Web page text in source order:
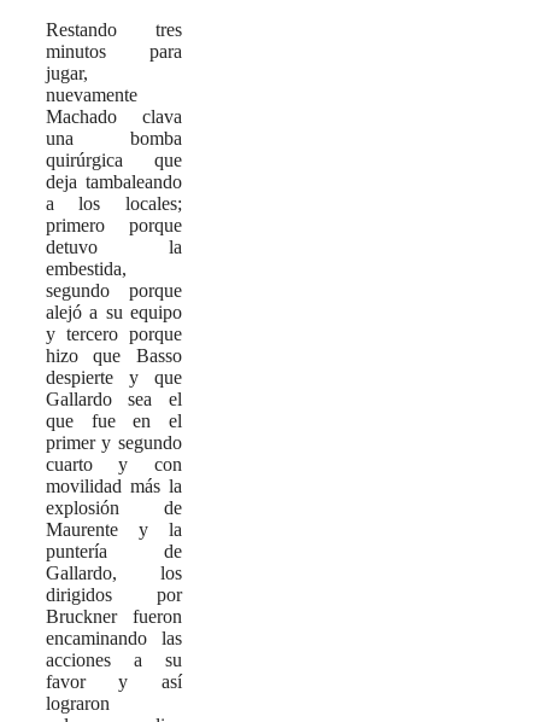
Restando tres
minutos para
jugar,
nuevamente
Machado clava
una bomba
quirúrgica que
deja tambaleando
a los locales;
primero porque
detuvo la
embestida,
segundo porque
alejó a su equipo
y tercero porque
hizo que Basso
despierte y que
Gallardo sea el
que fue en el
primer y segundo
cuarto y con
movilidad más la
explosión de
Maurente y la
puntería de
Gallardo, los
dirigidos por
Bruckner fueron
encaminando las
acciones a su
favor y así
lograron